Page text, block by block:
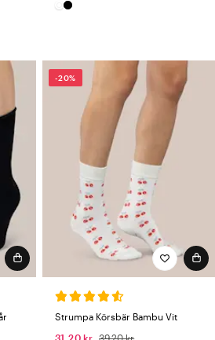
-20%
Strumpa Körsbär Bambu Vit
31,20 kr 39,20 kr